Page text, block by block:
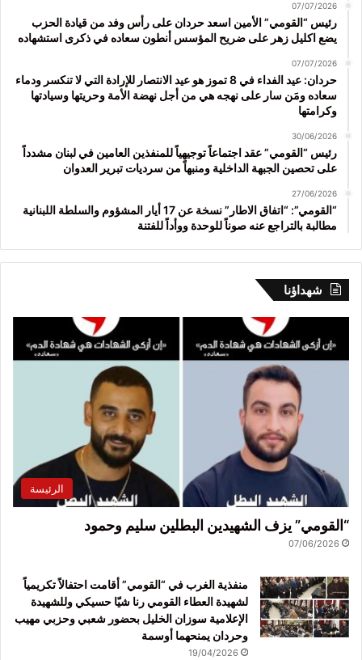
07/07/2026
رئيس “القومي” الأمين اسعد حردان على رأس وفد من قيادة الحزب
يضع اكليل زهر على ضريح المؤسس أنطون سعاده في ذكرى استشهاده
07/07/2026
حردان: عيد الفداء في 8 تموز هو عيد الانتصار للإرادة التي لا تنكسر ودماء
سعاده ومَن سار على نهجه هي من أجل نهضة الأمة وحريتها وسيادتها
وكرامتها
30/06/2026
رئيس “القومي” عقد اجتماعاً توجيهياً للمنفذين العامين في لبنان مشدداً
على تحصين الجبهة الداخلية ومنبهاً من سرديات تبرير العدوان
27/06/2026
“القومي”: “اتفاق الاطار” نسخة عن 17 أيار المشؤوم والسلطة اللبنانية
مطالبة بالتراجع عنه صوناً للوحدة ووأداً للفتنة
شهداؤنا
الرئيسة
“القومي” يزف الشهيدين البطلين سليم وحمود
07/06/2026
منفذية الغرب في “القومي” أقامت احتفالاً تكريمياً
لشهيدة العطاء القومي رنا شيّا حسيكي وللشهيدة
الإعلامية سوزان الخليل بحضور شعبي وحزبي مهيب
وحردان يمنحهما أوسمة
19/04/2026